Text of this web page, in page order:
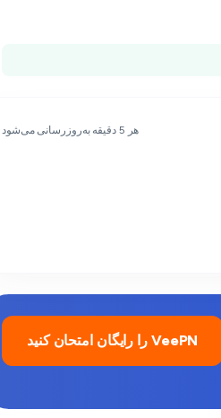
هر 5 دقیقه به‌روزرسانی می‌شود
VeePN را رایگان امتحان کنید